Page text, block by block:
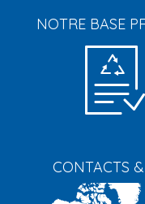
NOTRE BASE
CONTACTS